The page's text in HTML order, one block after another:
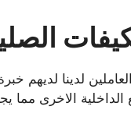
لدينا
الاخرى